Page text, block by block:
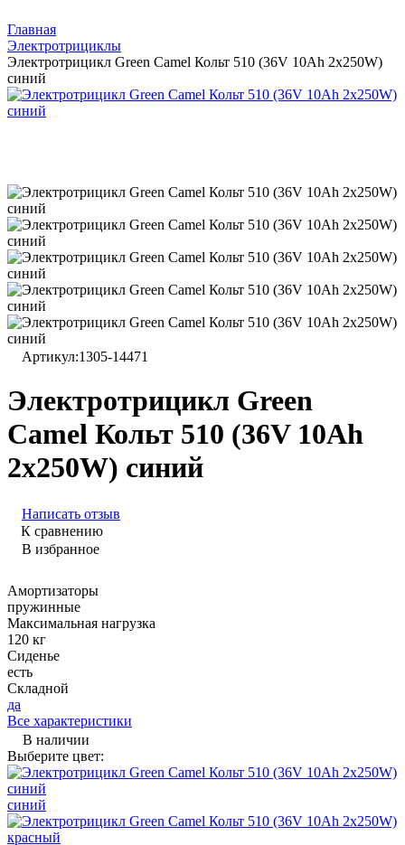
Главная
Электротрициклы
Электротрицикл Green Camel Кольт 510 (36V 10Ah 2x250W)
синий
Артикул:1305-14471
Электротрицикл Green
Camel Кольт 510 (36V 10Ah
2x250W) синий
Написать отзыв
К сравнению
В избранное
Амортизаторы
пружинные
Максимальная нагрузка
120 кг
Сиденье
есть
Складной
да
Все характеристики
В наличии
Выберите цвет:
синий